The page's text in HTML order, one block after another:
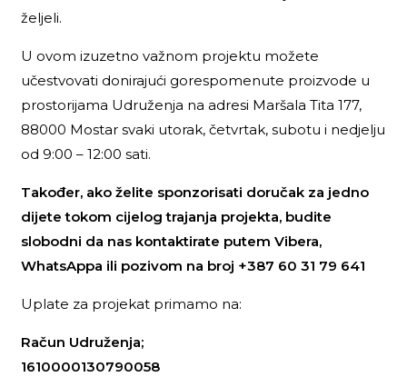
željeli.
U ovom izuzetno važnom projektu možete
učestvovati donirajući gorespomenute proizvode u
prostorijama Udruženja na adresi Maršala Tita 177,
88000 Mostar svaki utorak, četvrtak, subotu i nedjelju
od 9:00 – 12:00 sati.
Također, ako želite sponzorisati doručak za jedno
dijete tokom cijelog trajanja projekta, budite
slobodni da nas kontaktirate putem Vibera,
WhatsAppa ili pozivom na broj +387 60 31 79 641
Uplate za projekat primamo na:
Račun Udruženja;
1610000130790058